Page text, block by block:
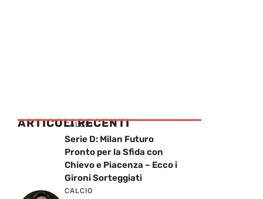
ARTICOLI RECENTI
CALCIO
Serie D: Milan Futuro
Pronto per la Sfida con
Chievo e Piacenza – Ecco i
Gironi Sorteggiati
CALCIO